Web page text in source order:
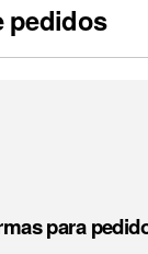
pedidos
para